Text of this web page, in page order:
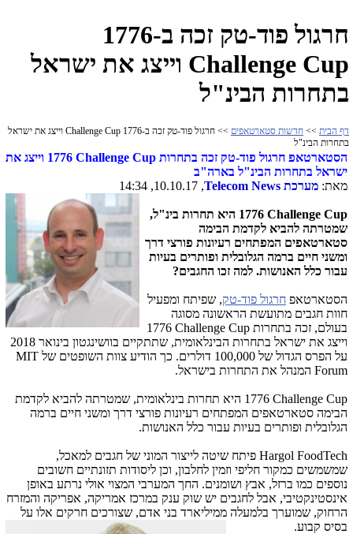
חרגול פוד-טק זכה ב-1776
Challenge Cup וייצג את ישראל
בתחרות הבינ"ל
דף הבית >> חדשות סטארטאפים
>> חרגול פוד-טק זכה ב-1776 Challenge Cup וייצג את ישראל
בתחרות הבינ"ל
הסטארטאפ חרגול פוד-טק זכה בתחרות 1776 Challenge Cup וייצג את
ישראל בתחרות הבינ"ל בארה"ב
מאת: מערכת Telecom News
, 10.10.17, 14:34
1776 Challenge Cup היא תחרות בינ"ל,
שמטרתה להביא לקדמת הבימה
סטארטאפים המפתחים רעיונות פורצי דרך
ומשני חיים ברמה הגלובלית ופותרים בעיות
עבור כלל האנושות. למה זכו החגבים?
הסטארטאפ חרגול פוד-טק, שפיתח ומפעיל
חוות חגבים מתועשת הראשונה מסוגה
בעולם, זכה בתחרות 1776 Challenge Cup
וייצג את ישראל בתחרות הבינלאומית, שתתקיים בוושינגטון בינואר 2018
על הפרס הגדול של 100,000 דולרים. כך הודיע צוות השופטים של
MIT
Forum המנהל את התחרות בישראל.
1776 Challenge Cup היא תחרות בינלאומית, שמטרתה להביא לקדמת
הבימה סטארטאפים המפתחים רעיונות פורצי דרך ומשני חיים ברמה
הגלובלית ופותרים בעיות עבור כלל האנושות.
Hargol FoodTech פיתח שיטה לייצור המוני של חגבים למאכל,
שמשמשים כמקור חליפי וזמין לחלבון, וכן ליסודות תזונתיים חשובים
נוספים כמו ברזל, אבץ ושומנים. החך המערבי המצוי אולי נרתע באופן
אינסטינקטיבי, אבל לחגבים יש שוק ענק במרכז אמריקה, אפריקה והמזרח
הרחוק, שמוערך בלמעלה ממיליארד בני אדם, שצורכים חרקים אלו על
בסיס קבוע.